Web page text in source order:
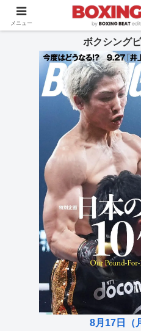
BOXING BEAT [ボクシ
ボクシング
8月17日（
メニュー